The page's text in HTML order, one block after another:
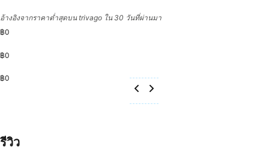
อ้างอิงจากราคาต่ำสุดบน trivago ใน 30 วันที่ผ่านมา
฿0
฿0
฿0
รีวิว